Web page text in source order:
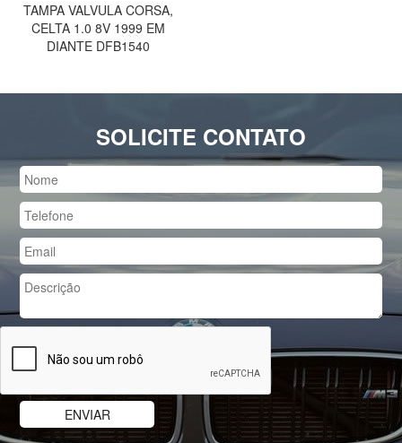
TAMPA VALVULA CORSA,
CELTA 1.0 8V 1999 EM
DIANTE DFB1540
SOLICITE CONTATO